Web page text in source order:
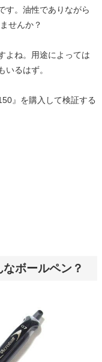
す。油性でありながら
せんか？
よね。用途によっては
るはず。
』を購入して検証する
なボールペン？